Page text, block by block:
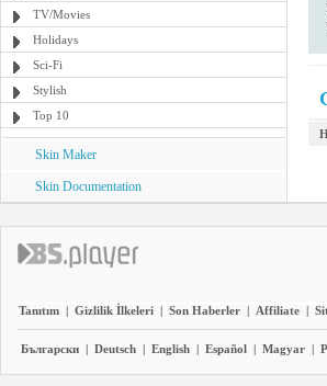
TV/Movies
Holidays
Sci-Fi
Stylish
Top 10
Skin Maker
Skin Documentation
Tanıtım | Gizlilik İlkeleri | Son Haberler | Affiliate |
Български | Deutsch | English | Español | Magyar |